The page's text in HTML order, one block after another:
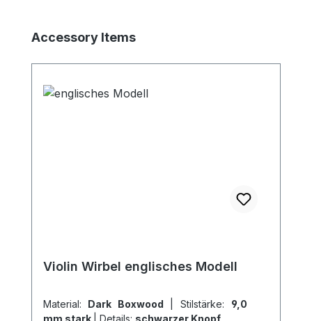
Produktgalerie überspringen
Accessory Items
Violin Wirbel englisches Modell
Material: Dark Boxwood Stilstärke: 9,0
mm stark
Details: schwarzer Knopf